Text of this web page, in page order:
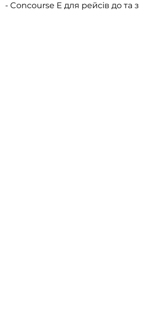
- Concourse E для рейсів до та з